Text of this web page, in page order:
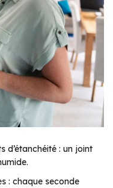
d’étanchéité : un joint
: chaque seconde